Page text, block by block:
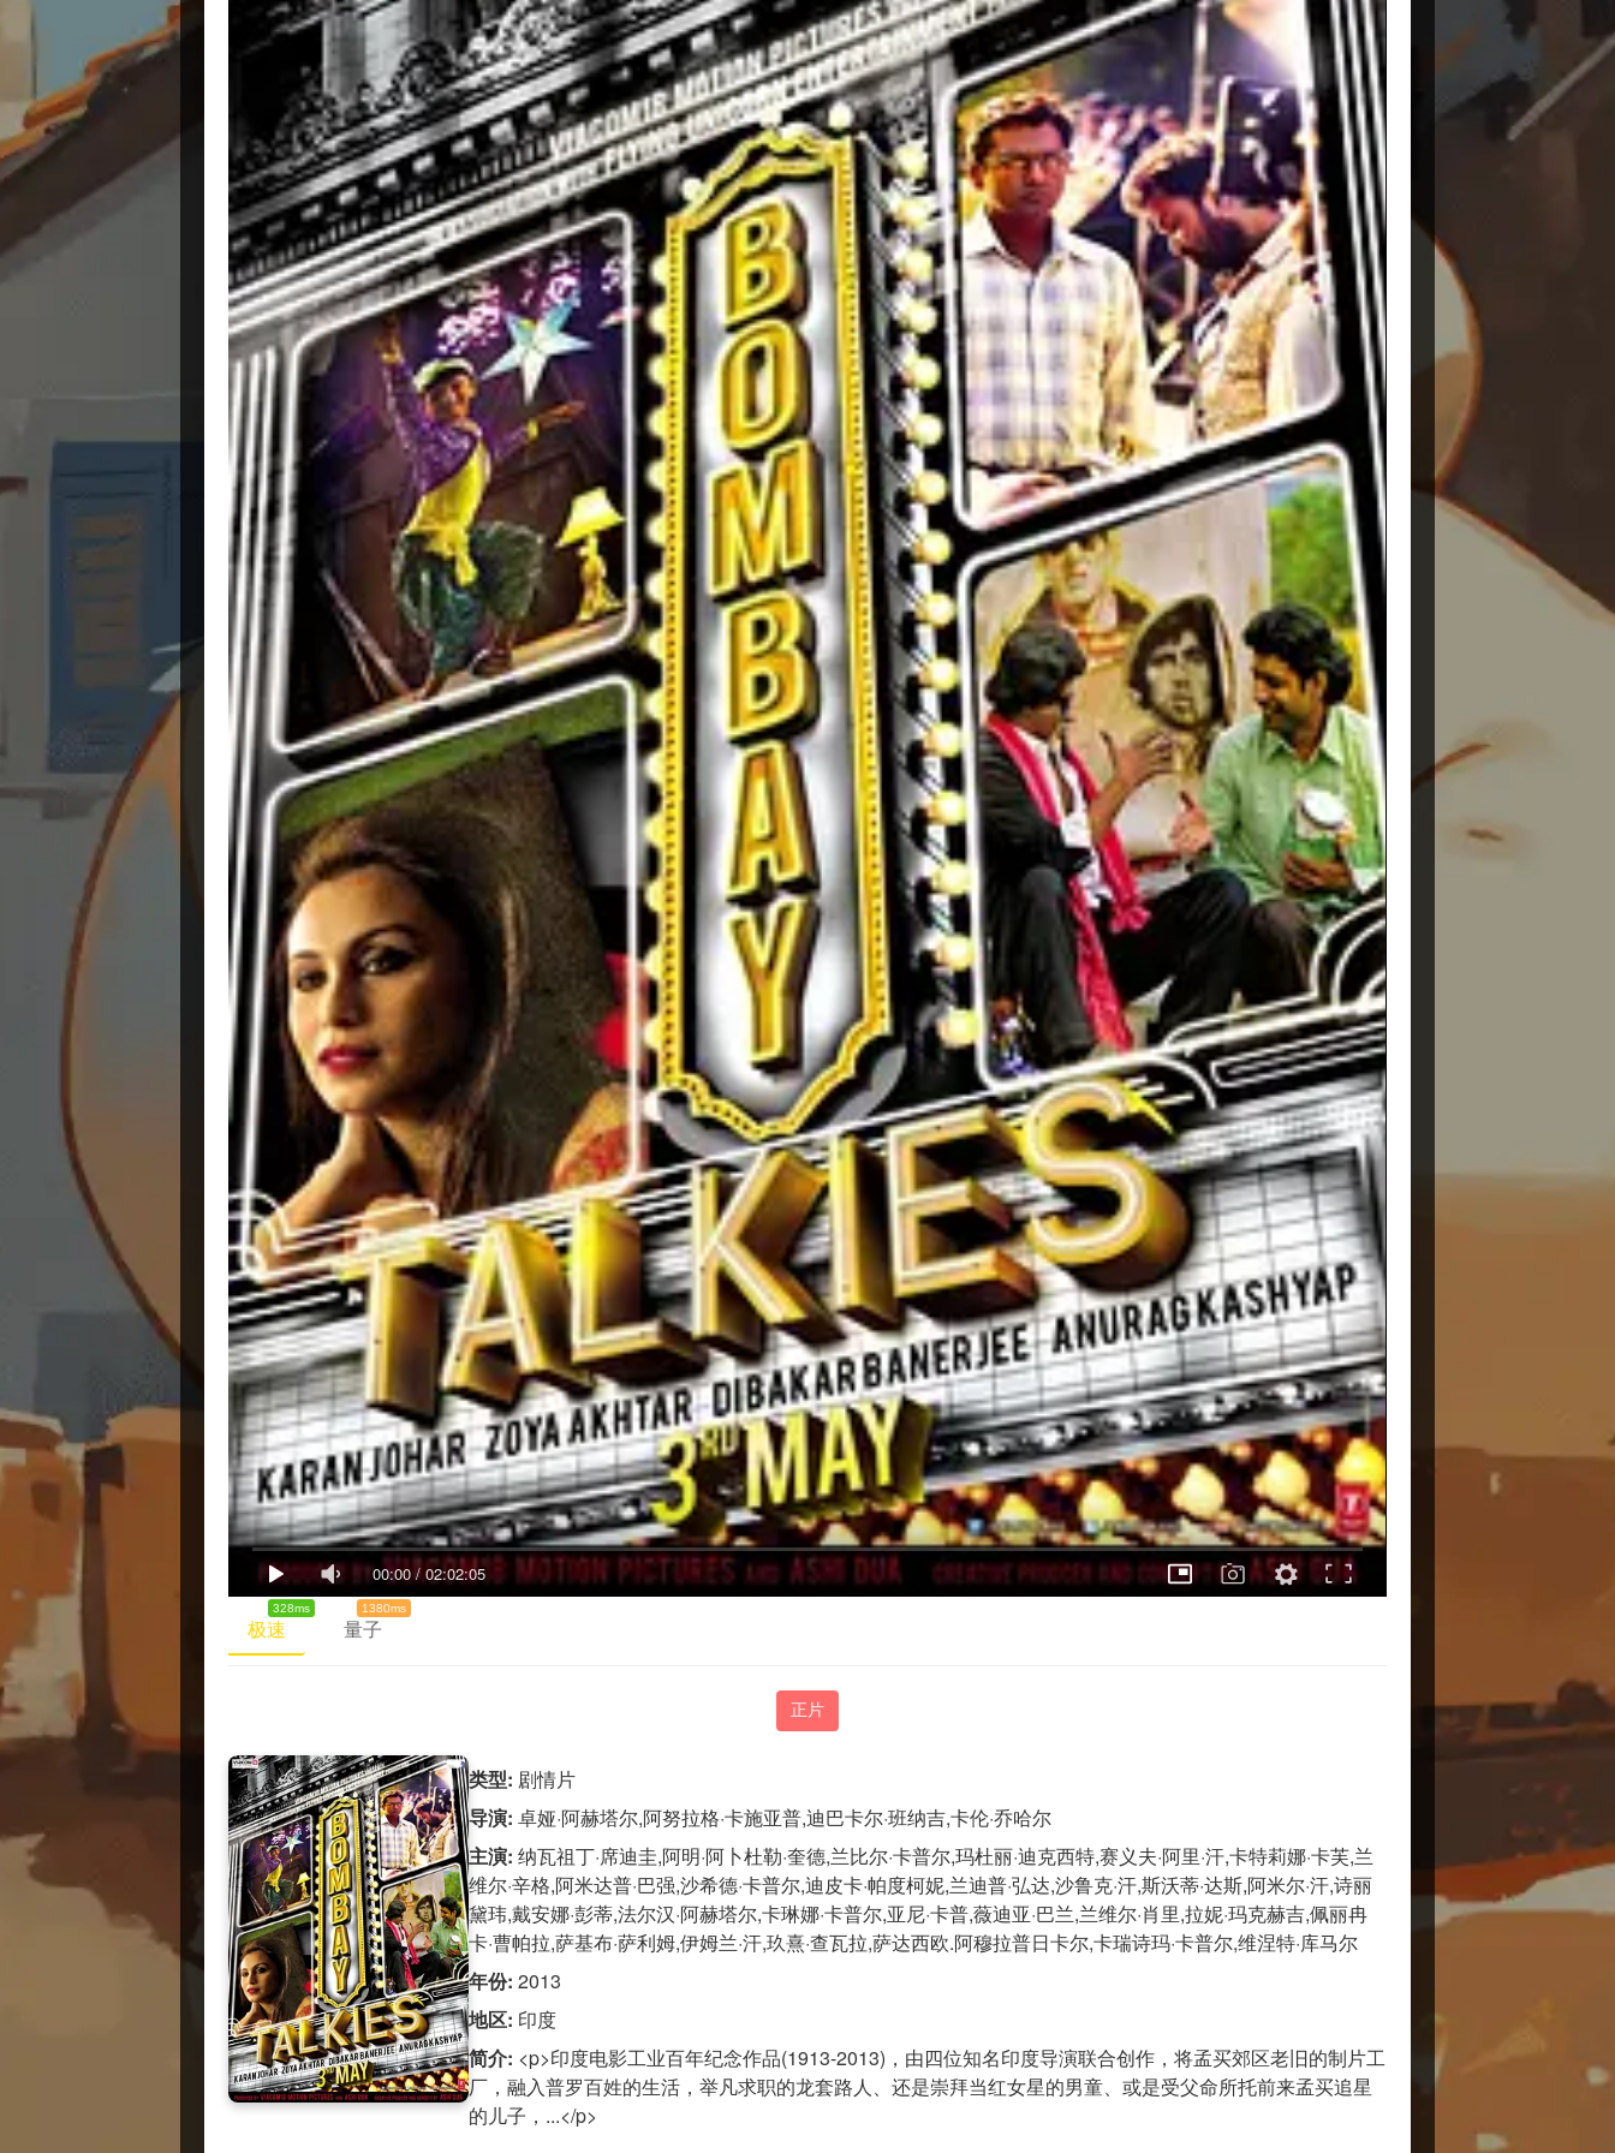
00:00/02:02:05
极速
328ms
量子
1380ms
正片
类型: 剧情片
导演: 卓娅·阿赫塔尔,阿努拉格·卡施亚普,迪巴卡尔·班纳吉,卡伦·乔哈尔
主演: 纳瓦祖丁·席迪圭,阿明·阿卜杜勒·奎德,兰比尔·卡普尔,玛杜丽·迪克西特,赛义夫·阿里·汗,卡特莉娜·卡芙,兰
维尔·辛格,阿米达普·巴强,沙希德·卡普尔,迪皮卡·帕度柯妮,兰迪普·弘达,沙鲁克·汗,斯沃蒂·达斯,阿米尔·汗,诗丽
黛玮,戴安娜·彭蒂,法尔汉·阿赫塔尔,卡琳娜·卡普尔,亚尼·卡普,薇迪亚·巴兰,兰维尔·肖里,拉妮·玛克赫吉,佩丽冉
卡·曹帕拉,萨基布·萨利姆,伊姆兰·汗,玖熹·查瓦拉,萨达西欧.阿穆拉普日卡尔,卡瑞诗玛·卡普尔,维涅特·库马尔
年份: 2013
地区: 印度
简介: <p>印度电影工业百年纪念作品(1913-2013)，由四位知名印度导演联合创作，将孟买郊区老旧的制片工
厂，融入普罗百姓的生活，举凡求职的龙套路人、还是崇拜当红女星的男童、或是受父命所托前来孟买追星
的儿子，...</p>